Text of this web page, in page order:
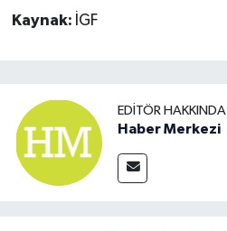
Kaynak: İGF
EDITÖR HAKKINDA
Haber Merkezi